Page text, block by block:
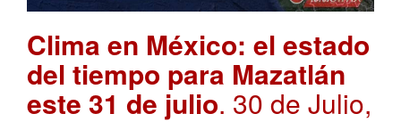
Clima en México: el estado
del tiempo para Mazatlán
este 31 de julio. 30 de Julio,